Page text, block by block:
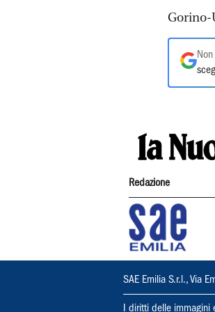
Gorino-
Redazione
SAE Emilia S.r.l., Via
I diritti delle immagini